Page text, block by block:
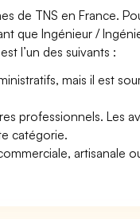
de TNS en France.
que Ingénieur /
l’un des suivants :
mais il est
professionnels. Les
catégorie.
artisanale